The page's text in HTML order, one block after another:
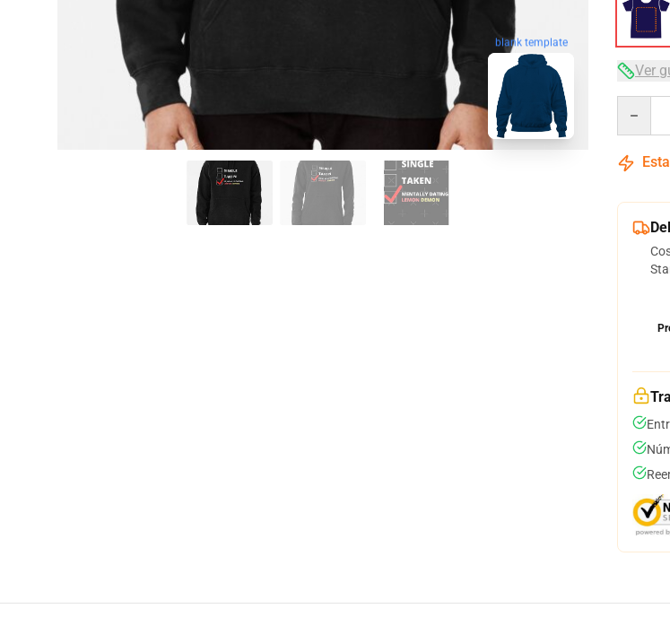
blank template
Ver